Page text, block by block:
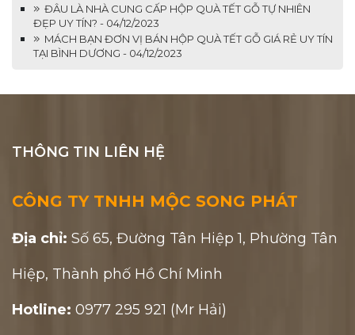
ĐÂU LÀ NHÀ CUNG CẤP HỘP QUÀ TẾT GỖ TỰ NHIÊN
ĐẸP UY TÍN? - 04/12/2023
MÁCH BẠN ĐƠN VỊ BÁN HỘP QUÀ TẾT GỖ GIÁ RẺ UY TÍN
TẠI BÌNH DƯƠNG - 04/12/2023
THÔNG TIN LIÊN HỆ
CÔNG TY TNHH MỘC SONG PHÁT
Địa chỉ: Số 65, Đường Tân Hiệp 1, Phường Tân
Hiệp, Thành phố Hồ Chí Minh
Hotline: 0977 295 921 (Mr Hải)